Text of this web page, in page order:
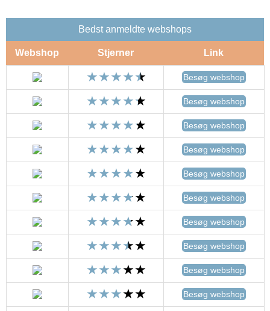
Bedst anmeldte webshops
Webshop Stjerner Link
Besøg webshop
Besøg webshop
Besøg webshop
Besøg webshop
Besøg webshop
Besøg webshop
Besøg webshop
Besøg webshop
Besøg webshop
Besøg webshop